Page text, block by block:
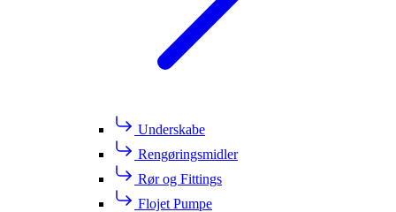
Underskabe
Rengøringsmidler
Rør og Fittings
Flojet Pumpe